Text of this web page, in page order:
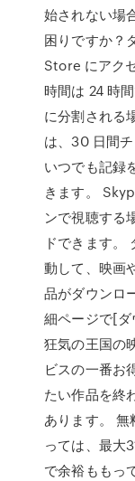
始されない場
困りですか？
Store にアク
時間は 24 時
に分割される
は、30 日間
いつでも記録
きます。
ンで視聴する
ドできます
動して、映画
品がダウンロ
細ページで[ダ
狂気の王国の
ビスの一番お
たい作品を終
あります。 無
っては、最大
で余裕ももっ